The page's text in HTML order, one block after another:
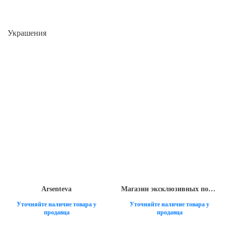
Украшения
Arsenteva
Уточняйте наличие товара у
продавца
Магазин эксклюзивных подарков Искренность
Уточняйте наличие товара у
продавца